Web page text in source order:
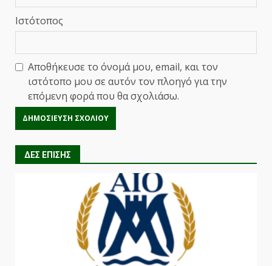
Ιστότοπος
Αποθήκευσε το όνομά μου, email, και τον
ιστότοπο μου σε αυτόν τον πλοηγό για την
επόμενη φορά που θα σχολιάσω.
ΔΕΣ ΕΠΙΣΗΣ